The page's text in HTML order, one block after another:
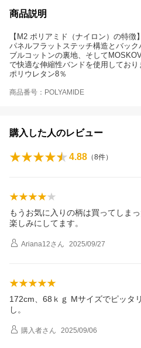
商品説明
【M2 ポリアミド（ナイロン）の特
パネルフラットステッチ構造とバッ
ブルコットンの裏地、そして
で快適な伸縮性バンドを使用しており
ポリウレタン8％
商品番号：POLYAMIDE
購入した人のレビュー
4.88 （8件）
もうお気に入りの柄は買ってしま
楽しみにしてます。
Ariana12さん 2025/09/27
172cm、68ｋｇ Mサイズでピッタ
し。
購入者さん 2025/09/06